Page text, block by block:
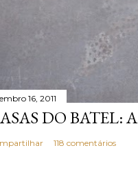
16, 2011
DO BATEL:
118 comentários